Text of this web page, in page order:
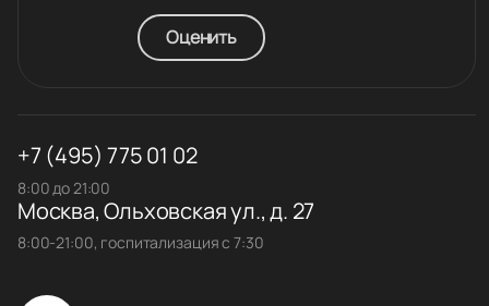
Оценить
+7 (495) 775 01 02
8:00 до 21:00
Москва, Ольховская ул., д. 27
8:00-21:00, госпитализация с 7:30